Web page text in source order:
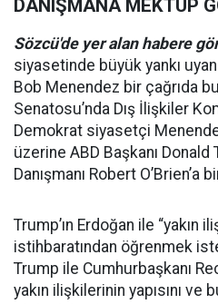
DANIŞMANA MEKTUP
Sözcü'de yer alan habere
siyasetinde büyük yankı
Bob Menendez bir çağrıda
Senatosu’nda Dış İlişkiler
Demokrat siyasetçi
üzerine ABD Başkanı Donald
Danışmanı Robert
Trump’ın Erdoğan ile “yakın
istihbaratından öğrenmek
Trump ile Cumhurbaşkanı
yakın ilişkilerinin yapısını